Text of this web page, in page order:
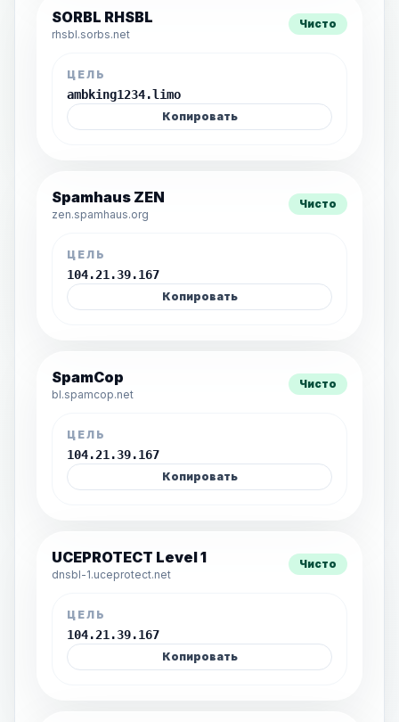
SORBL RHSBL
rhsbl.sorbs.net
Чисто
ЦЕЛЬ
ambking1234.limo
Копировать
Spamhaus ZEN
zen.spamhaus.org
Чисто
ЦЕЛЬ
104.21.39.167
Копировать
SpamCop
bl.spamcop.net
Чисто
ЦЕЛЬ
104.21.39.167
Копировать
UCEPROTECT Level 1
dnsbl-1.uceprotect.net
Чисто
ЦЕЛЬ
104.21.39.167
Копировать